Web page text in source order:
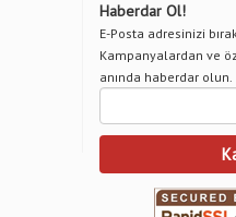
Haberdar Ol!
E-Posta adresinizi
Kampanyalardan ve
anında haberdar olun.